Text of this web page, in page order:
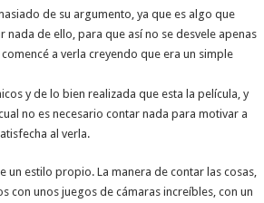
de su argumento, ya que es algo que
de ello, para que así no se desvele apenas
a verla creyendo que era un simple
y de lo bien realizada que esta la película, y
no es necesario contar nada para motivar a
al verla.
estilo propio. La manera de contar las cosas,
con unos juegos de cámaras increíbles, con un